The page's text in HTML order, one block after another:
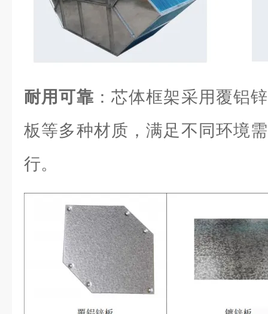
耐用可靠 ：芯体框架采用覆铝
板等多种材质，满足不同环境
行。